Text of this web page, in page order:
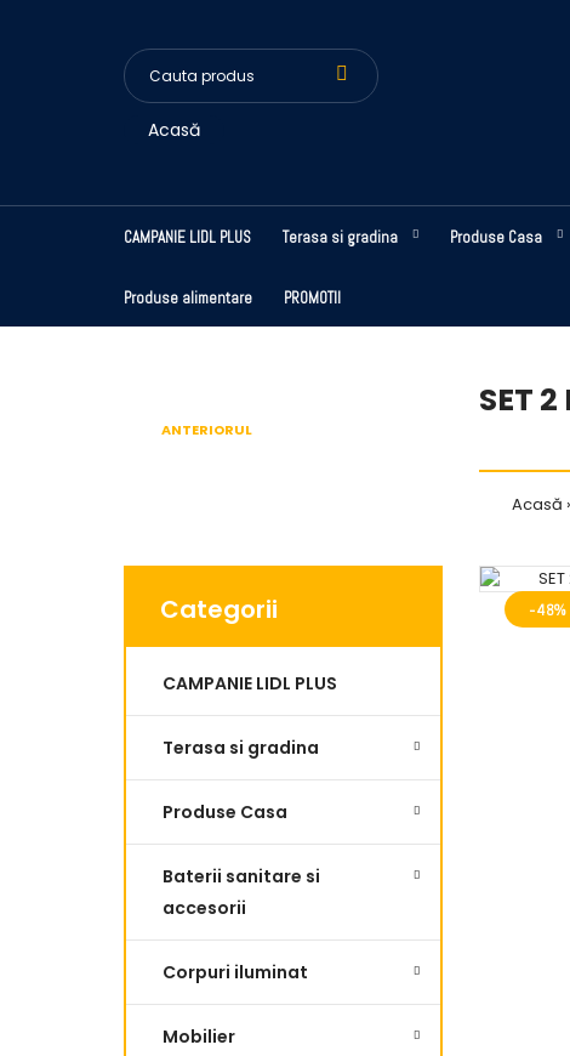
Acasă
CAMPANIE LIDL PLUS Terasa si gradina Produse Casa
Produse alimentare PROMOTII
ANTERIORUL
SET
Acasă
Categorii
CAMPANIE LIDL PLUS
Terasa si gradina
Produse Casa
Baterii sanitare si
accesorii
Corpuri iluminat
Mobilier
-48%